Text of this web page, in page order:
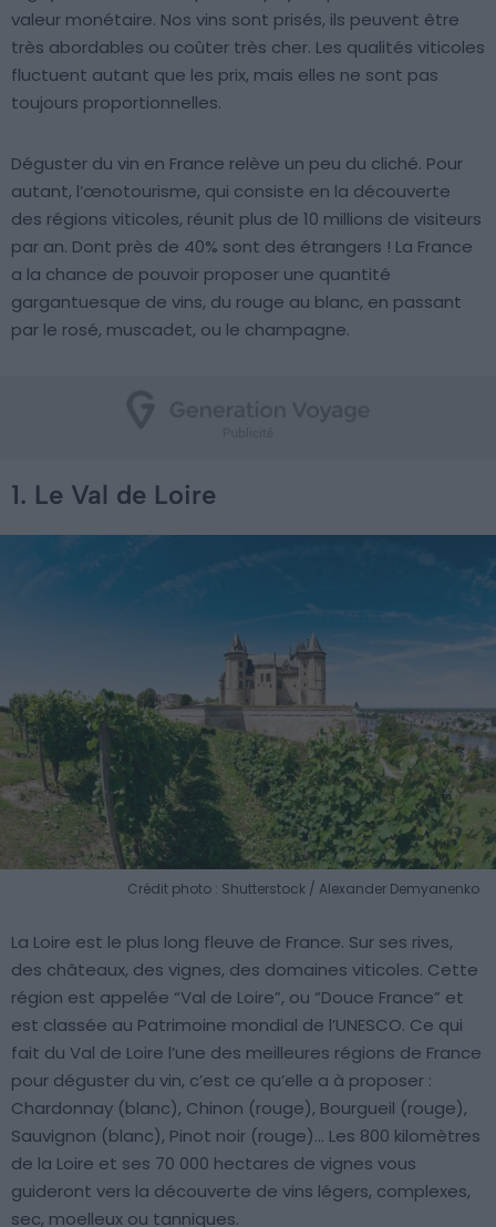
valeur monétaire. Nos vins sont prisés, ils peuvent être
très abordables ou coûter très cher. Les qualités viticoles
fluctuent autant que les prix, mais elles ne sont pas
toujours proportionnelles.
Déguster du vin en France relève un peu du cliché. Pour
autant, l’œnotourisme, qui consiste en la découverte
des régions viticoles, réunit plus de 10 millions de visiteurs
par an. Dont près de 40% sont des étrangers ! La France
a la chance de pouvoir proposer une quantité
gargantuesque de vins, du rouge au blanc, en passant
par le rosé, muscadet, ou le champagne.
1. Le Val de Loire
Crédit photo : Shutterstock / Alexander Demyanenko
La Loire est le plus long fleuve de France. Sur ses rives,
des châteaux, des vignes, des domaines viticoles. Cette
région est appelée “Val de Loire”, ou “Douce France” et
est classée au Patrimoine mondial de l’UNESCO. Ce qui
fait du Val de Loire l’une des meilleures régions de France
pour déguster du vin, c’est ce qu’elle a à proposer :
Chardonnay (blanc), Chinon (rouge), Bourgueil (rouge),
Sauvignon (blanc), Pinot noir (rouge)… Les 800 kilomètres
de la Loire et ses 70 000 hectares de vignes vous
guideront vers la découverte de vins légers, complexes,
sec, moelleux ou tanniques.